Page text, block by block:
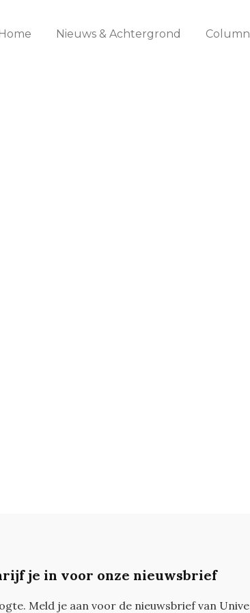
Home Nieuws & Achtergrond
je in voor onze nieuwsbrief
Meld je aan voor de nieuwsbrief van